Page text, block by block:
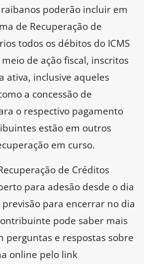
poderão incluir em
de Recuperação de
todos os débitos do ICMS
de ação fiscal, inscritos
ativa, inclusive aqueles
a concessão de
o respectivo pagamento
estão em outros
em curso.
de Créditos
para adesão desde o dia
para encerrar no dia
pode saber mais
perguntas e respostas sobre
online pelo link